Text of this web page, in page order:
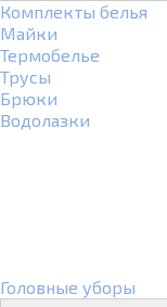
Комплекты белья
Майки
Термобелье
Трусы
Брюки
Водолазки
Головные уборы